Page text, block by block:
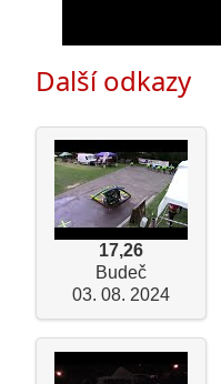
Další odkazy
17,26
Budeč
03. 08. 2024